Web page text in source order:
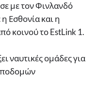
με τον Φινλανδό
Εσθονία και η
κοινού το EstLink 1.
ναυτικές ομάδες για